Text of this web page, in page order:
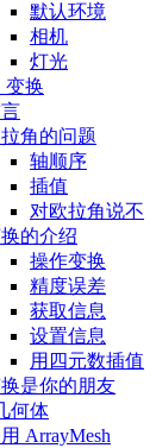
默认环境
相机
灯光
变换
角的问题
轴顺序
插值
对欧拉角说不
的介绍
操作变换
精度误差
获取信息
设置信息
用四元数插值
是你的朋友
何体
ArrayMesh